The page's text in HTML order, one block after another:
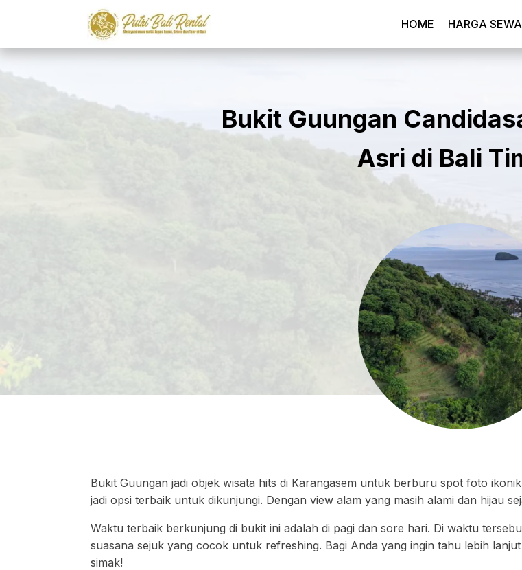
HOME HARGA
Bukit Guungan
Asri di Bali
Bukit Guungan jadi objek wisata hits di Karangasem untuk berburu spot foto
jadi opsi terbaik untuk dikunjungi. Dengan view alam yang masih alami dan hijau
Waktu terbaik berkunjung di bukit ini adalah di pagi dan sore hari. Di waktu
suasana sejuk yang cocok untuk refreshing. Bagi Anda yang ingin tahu lebih
simak!